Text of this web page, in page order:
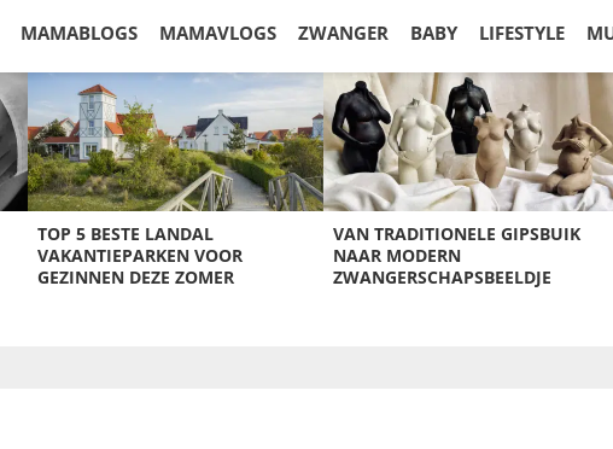
MAMABLOGS MAMAVLOGS ZWANGER BABY LIFESTYLE
KORTINGEN
TOP 5 BESTE LANDAL
VAKANTIEPARKEN VOOR
GEZINNEN DEZE ZOMER
VAN TRADITIONELE GIPSBUIK
NAAR MODERN
ZWANGERSCHAPSBEELDJE